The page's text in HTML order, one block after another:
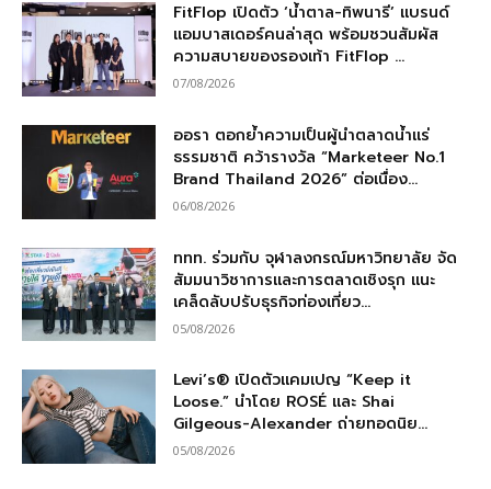
FitFlop เปิดตัว ‘น้ำตาล-ทิพนารี’ แบรนด์
แอมบาสเดอร์คนล่าสุด พร้อมชวนสัมผัส
ความสบายของรองเท้า FitFlop ...
07/08/2026
ออรา ตอกย้ำความเป็นผู้นำตลาดน้ำแร่
ธรรมชาติ คว้ารางวัล “Marketeer No.1
Brand Thailand 2026” ต่อเนื่อง...
06/08/2026
ททท. ร่วมกับ จุฬาลงกรณ์มหาวิทยาลัย จัด
สัมมนาวิชาการและการตลาดเชิงรุก แนะ
เคล็ดลับปรับธุรกิจท่องเที่ยว...
05/08/2026
Levi’s® เปิดตัวแคมเปญ “Keep it
Loose.” นำโดย ROSÉ และ Shai
Gilgeous-Alexander ถ่ายทอดนิย...
05/08/2026